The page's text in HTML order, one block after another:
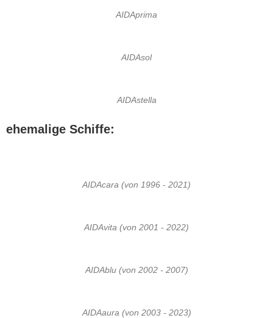
AIDAprima
AIDAsol
AIDAstella
ehemalige Schiffe:
AIDAcara (von 1996 - 2021)
AIDAvita (von 2001 - 2022)
AIDAblu (von 2002 - 2007)
AIDAaura (von 2003 - 2023)